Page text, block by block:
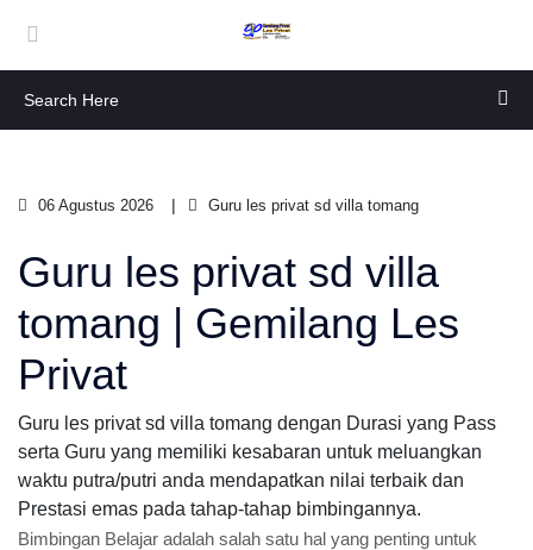
06 Agustus 2026 Guru les privat sd villa tomang
Guru les privat sd villa
tomang | Gemilang Les
Privat
Guru les privat sd villa tomang dengan Durasi yang Pass
serta Guru yang memiliki kesabaran untuk meluangkan
waktu putra/putri anda mendapatkan nilai terbaik dan
Prestasi emas pada tahap-tahap bimbingannya.
Bimbingan Belajar adalah salah satu hal yang penting untuk